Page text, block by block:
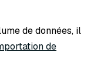
de données, il
de